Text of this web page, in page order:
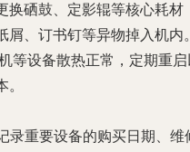
换硒鼓、定影辊等核心耗材
屑、订书钉等异物掉入机内
等设备散热正常，定期重
录重要设备的购买日期、维